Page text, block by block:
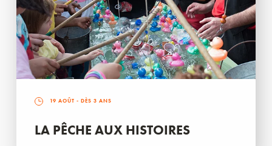
19 AOÛT - DÈS 3 ANS
LA PÊCHE AUX HISTOIRES